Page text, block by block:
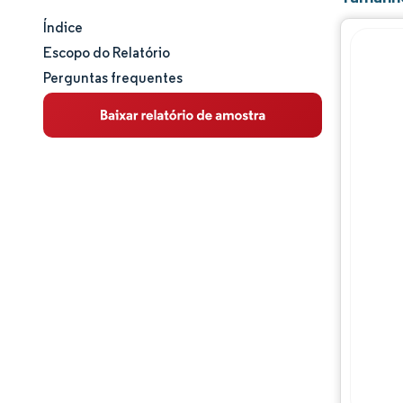
Tamanho e participação de mercado
Análise de mercado
Tendências e insights
Índice
Escopo do Relatório
Perguntas frequentes